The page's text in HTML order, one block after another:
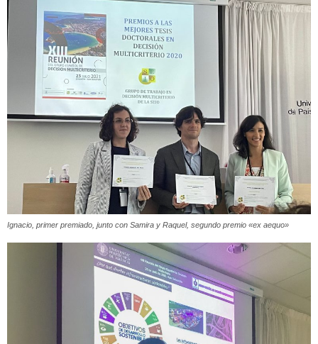
Ignacio, primer premiado, junto con Samira y Raquel, segundo premio «ex aequo»